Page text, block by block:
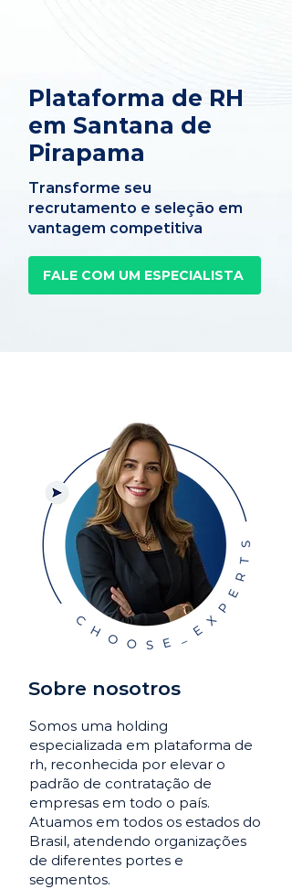
Plataforma de RH
em Santana de
Pirapama
Transforme seu
recrutamento e seleção em
vantagem competitiva
FALE COM UM ESPECIALISTA
Sobre nosotros
Somos uma holding
especializada em plataforma de
rh, reconhecida por elevar o
padrão de contratação de
empresas em todo o país.
Atuamos em todos os estados do
Brasil, atendendo organizações
de diferentes portes e
segmentos.